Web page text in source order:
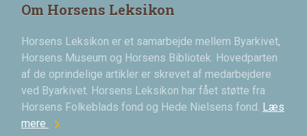
Om Horsens Leksikon
Horsens Leksikon er et samarbejde mellem Byarkivet,
Horsens Museum og Horsens Bibliotek. Hovedparten
af de oprindelige artikler er skrevet af medarbejdere
ved Byarkivet. Horsens Leksikon har fået støtte fra
Horsens Folkeblads fond og Hede Nielsens fond. Læs
mere chevron_right